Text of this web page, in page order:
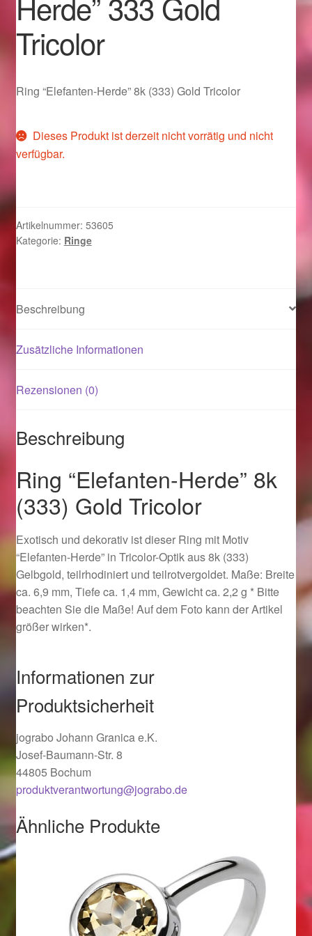
Im Gedenken an
Impressum
Karneval 2015 – Schmuck zu Fasching & Co.
Karneval 2020 – Schmuck zu Fasching & Co.
Kasse
Liefer- und Versandkosten
Magisches und Festliches zu Halloween
Magisches und Festliches zu Halloween 2021
Magisches und Festliches zu Halloween 2022
Ostergeschenke finden für Ostern 2015
Ostergeschenke finden für Ostern 2017
Ostergeschenke finden für Ostern 2018
Ostergeschenke finden für Ostern 2020
Ostergeschenke finden für Ostern 2021
Ostergeschenke finden für Ostern 2022
Partner
Shop
Startseite
Tricolor
Ring “Elefanten-Herde” 8k (333) Gold Tricolor
Dieses Produkt ist derzeit nicht vorrätig und nicht
verfügbar.
Artikelnummer: 53605
Kategorie: Ringe
Beschreibung
Zusätzliche Informationen
Rezensionen (0)
Beschreibung
Ring “Elefanten-Herde” 8k
(333) Gold Tricolor
Exotisch und dekorativ ist dieser Ring mit Motiv
“Elefanten-Herde” in Tricolor-Optik aus 8k (333)
Gelbgold, teilrhodiniert und teilrotvergoldet. Maße: Breite
ca. 6,9 mm, Tiefe ca. 1,4 mm, Gewicht ca. 2,2 g * Bitte
beachten Sie die Maße! Auf dem Foto kann der Artikel
größer wirken*.
Informationen zur
Produktsicherheit
jograbo Johann Granica e.K.
Josef-Baumann-Str. 8
44805 Bochum
produktverantwortung@jograbo.de
Ähnliche Produkte